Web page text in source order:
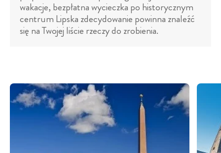
wakacje, bezpłatna wycieczka po historycznym
centrum Lipska zdecydowanie powinna znaleźć
się na Twojej liście rzeczy do zrobienia.